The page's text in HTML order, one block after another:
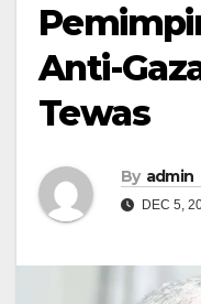
Anti-
Tewas
By admin
DEC 5,